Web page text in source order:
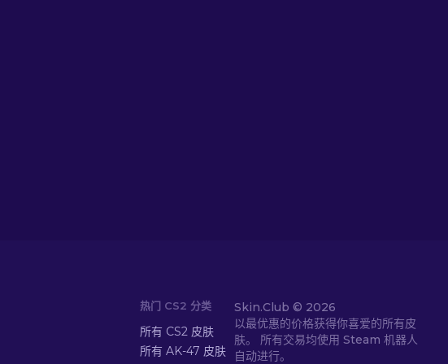
热门 CS2 分类
所有 CS2 皮肤
所有 AK-47 皮肤
Skin.Club © 2026
以最优惠的价格获得你喜爱的所有皮
肤。 所有交易均使用 Steam 机器人
自动进行。